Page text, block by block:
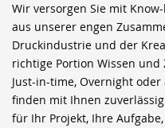
Wir versorgen Sie mit
aus unserer engen
Druckindustrie und der
richtige Portion Wissen
Just-in-time, Overnight
finden mit Ihnen
für Ihr Projekt, Ihre